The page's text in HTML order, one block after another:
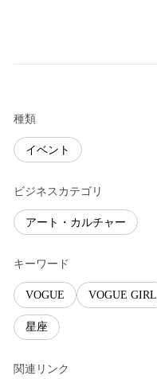
種類
イベント
ビジネスカテゴリ
アート・カルチャー
キーワード
VOGUE VOGUE GIRL
星座
関連リンク